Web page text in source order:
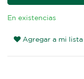
En existencias
Agregar a mi lista